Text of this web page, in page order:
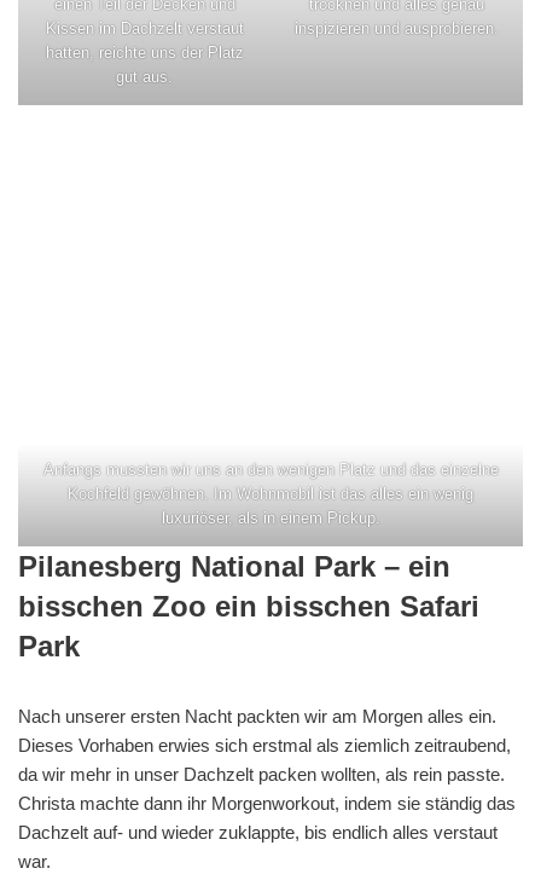
einen Teil der Decken und
Kissen im Dachzelt verstaut
hatten, reichte uns der Platz
gut aus.
trocknen und alles genau
inspizieren und ausprobieren.
Anfangs mussten wir uns an den wenigen Platz und das einzelne
Kochfeld gewöhnen. Im Wohnmobil ist das alles ein wenig
luxuriöser, als in einem Pickup.
Pilanesberg National Park – ein
bisschen Zoo ein bisschen Safari
Park
Nach unserer ersten Nacht packten wir am Morgen alles ein.
Dieses Vorhaben erwies sich erstmal als ziemlich zeitraubend,
da wir mehr in unser Dachzelt packen wollten, als rein passte.
Christa machte dann ihr Morgenworkout, indem sie ständig das
Dachzelt auf- und wieder zuklappte, bis endlich alles verstaut
war.